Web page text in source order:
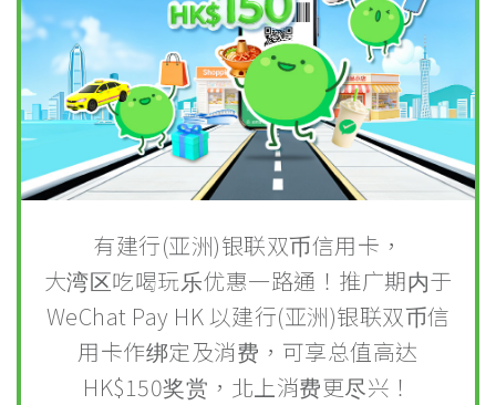
有建行(亚洲)银联双币信用卡，
大湾区吃喝玩乐优惠一路通！推广期内于
WeChat Pay HK以建行(亚洲)银联双币信
用卡作绑定及消费，可享总值高达
HK$150奖赏， 北上消费更尽兴！